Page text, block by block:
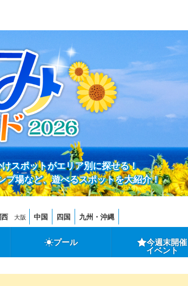
スポットがエリア別に探せる！
プ場など、遊べるスポットを大紹介！
大阪 中国 四国 九州・沖縄
プール 今週末開催
イベント